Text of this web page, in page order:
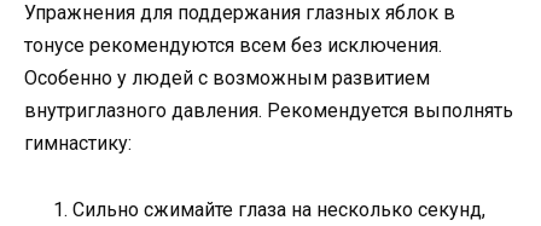
Упражнения для поддержания глазных яблок в
тонусе рекомендуются всем без исключения.
Особенно у людей с возможным развитием
внутриглазного давления. Рекомендуется выполнять
гимнастику:
Сильно сжимайте глаза на несколько секунд,